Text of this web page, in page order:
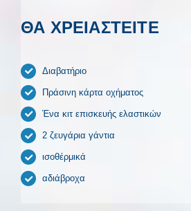
ΘΑ ΧΡΕΙΑΣΤΕΙΤΕ
Διαβατήριο
Πράσινη κάρτα οχήματος
Ένα κιτ επισκευής ελαστικών
2 ζευγάρια γάντια
ισοθέρμικά
αδιάβροχα